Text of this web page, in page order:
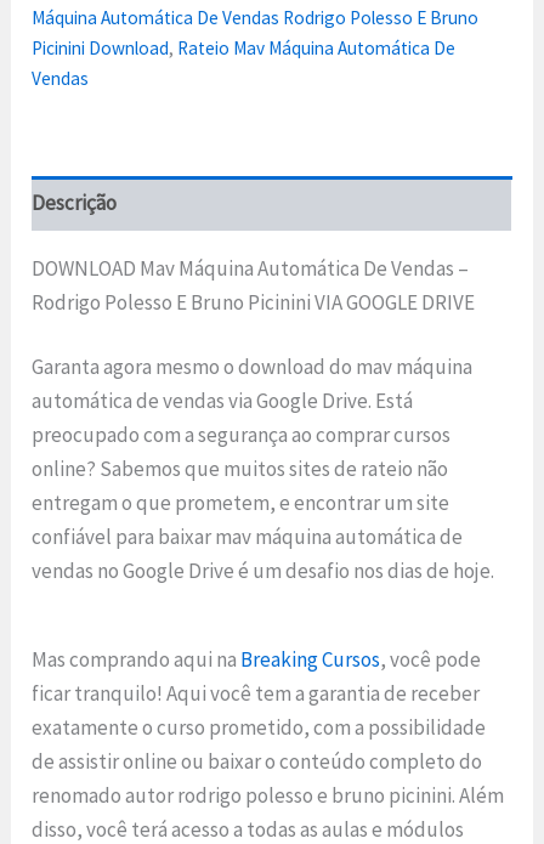
Máquina Automática De Vendas Rodrigo Polesso E Bruno
Picinini Download, Rateio Mav Máquina Automática De
Vendas
Descrição
DOWNLOAD Mav Máquina Automática De Vendas –
Rodrigo Polesso E Bruno Picinini VIA GOOGLE DRIVE
Garanta agora mesmo o download do mav máquina
automática de vendas via Google Drive. Está
preocupado com a segurança ao comprar cursos
online? Sabemos que muitos sites de rateio não
entregam o que prometem, e encontrar um site
confiável para baixar mav máquina automática de
vendas no Google Drive é um desafio nos dias de hoje.
Mas comprando aqui na Breaking Cursos, você pode
ficar tranquilo! Aqui você tem a garantia de receber
exatamente o curso prometido, com a possibilidade
de assistir online ou baixar o conteúdo completo do
renomado autor rodrigo polesso e bruno picinini. Além
disso, você terá acesso a todas as aulas e módulos